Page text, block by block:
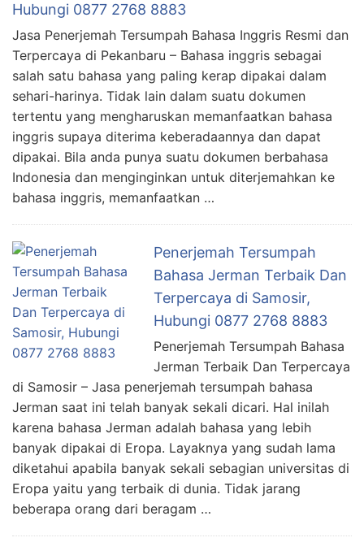
Hubungi 0877 2768 8883
Jasa Penerjemah Tersumpah Bahasa Inggris Resmi dan
Terpercaya di Pekanbaru – Bahasa inggris sebagai
salah satu bahasa yang paling kerap dipakai dalam
sehari-harinya. Tidak lain dalam suatu dokumen
tertentu yang mengharuskan memanfaatkan bahasa
inggris supaya diterima keberadaannya dan dapat
dipakai. Bila anda punya suatu dokumen berbahasa
Indonesia dan menginginkan untuk diterjemahkan ke
bahasa inggris, memanfaatkan …
Penerjemah Tersumpah
Bahasa Jerman Terbaik Dan
Terpercaya di Samosir,
Hubungi 0877 2768 8883
Penerjemah Tersumpah Bahasa
Jerman Terbaik Dan Terpercaya
di Samosir – Jasa penerjemah tersumpah bahasa
Jerman saat ini telah banyak sekali dicari. Hal inilah
karena bahasa Jerman adalah bahasa yang lebih
banyak dipakai di Eropa. Layaknya yang sudah lama
diketahui apabila banyak sekali sebagian universitas di
Eropa yaitu yang terbaik di dunia. Tidak jarang
beberapa orang dari beragam …